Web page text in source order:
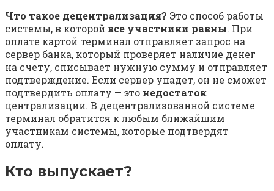
Что такое децентрализация? Это способ работы
системы, в которой все участники равны. При
оплате картой терминал отправляет запрос на
сервер банка, который проверяет наличие денег
на счету, списывает нужную сумму и отправляет
подтверждение. Если сервер упадет, он не сможет
подтвердить оплату — это недостаток
централизации. В децентрализованной системе
терминал обратится к любым ближайшим
участникам системы, которые подтвердят
оплату.
Кто выпускает?